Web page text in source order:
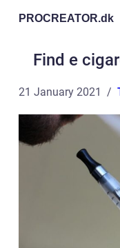
PROCREATOR.dk
Find e
21 January 2021